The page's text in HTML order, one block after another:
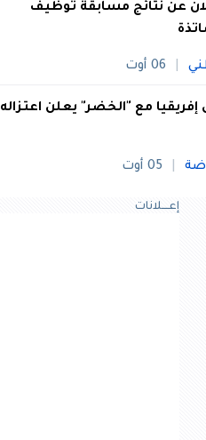
عن نتائج مسابقة توظيف
06 أوت
مع "الخضر" يعلن اعتزاله
05 أوت
إعــــلانات